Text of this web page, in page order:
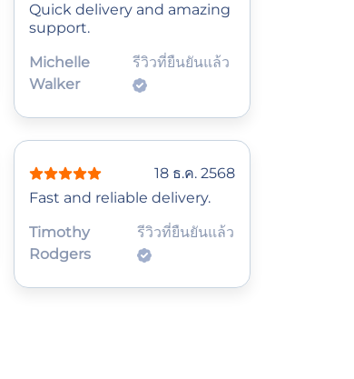
Quick delivery and amazing
support.
Michelle
Walker
รีวิวที่ยืนยันแล้ว
18 ธ.ค. 2568
Fast and reliable delivery.
Timothy
Rodgers
รีวิวที่ยืนยันแล้ว